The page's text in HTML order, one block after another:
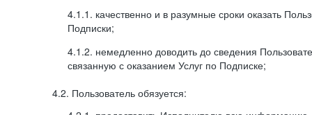
4.1.1. качественно и в разумные сроки оказать
Подписки;
4.1.2. немедленно доводить до сведения
связанную с оказанием Услуг по Подписке;
4.2. Пользователь обязуется: